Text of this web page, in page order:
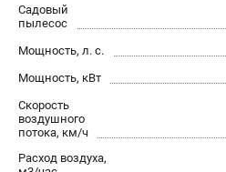
Двигатели
Мотоблоки
Мотопомпы
Принадлежности и акссесуары
Садовая техника
Сварочное оборудование
Садовый
пылесос
Мощность, л. с.
Мощность, кВт
Скорость
воздушного
потока, км/ч
Расход воздуха,